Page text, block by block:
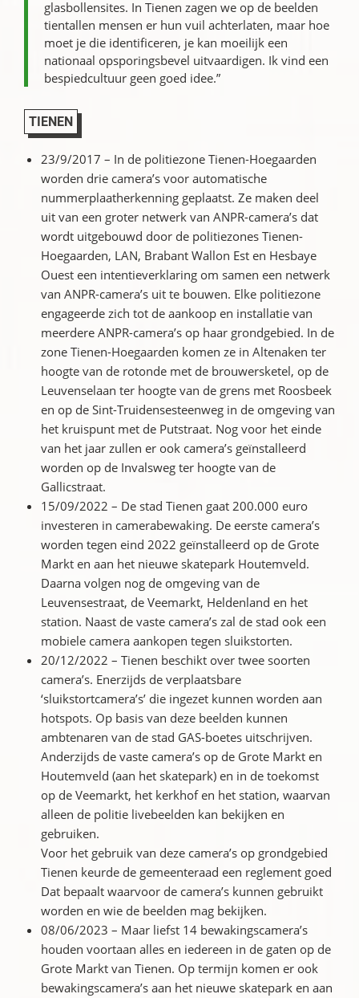
glasbollensites. In Tienen zagen we op de beelden
tientallen mensen er hun vuil achterlaten, maar hoe
moet je die identificeren, je kan moeilijk een
nationaal opsporingsbevel uitvaardigen. Ik vind een
bespiedcultuur geen goed idee.”
TIENEN
23/9/2017 – In de politiezone Tienen-Hoegaarden
worden drie camera’s voor automatische
nummerplaatherkenning geplaatst. Ze maken deel
uit van een groter netwerk van ANPR-camera’s dat
wordt uitgebouwd door de politiezones Tienen-
Hoegaarden, LAN, Brabant Wallon Est en Hesbaye
Ouest een intentieverklaring om samen een netwerk
van ANPR-camera’s uit te bouwen. Elke politiezone
engageerde zich tot de aankoop en installatie van
meerdere ANPR-camera’s op haar grondgebied. In de
zone Tienen-Hoegaarden komen ze in Altenaken ter
hoogte van de rotonde met de brouwersketel, op de
Leuvenselaan ter hoogte van de grens met Roosbeek
en op de Sint-Truidensesteenweg in de omgeving van
het kruispunt met de Putstraat. Nog voor het einde
van het jaar zullen er ook camera’s geïnstalleerd
worden op de Invalsweg ter hoogte van de
Gallicstraat.
15/09/2022 – De stad Tienen gaat 200.000 euro
investeren in camerabewaking. De eerste camera’s
worden tegen eind 2022 geïnstalleerd op de Grote
Markt en aan het nieuwe skatepark Houtemveld.
Daarna volgen nog de omgeving van de
Leuvensestraat, de Veemarkt, Heldenland en het
station. Naast de vaste camera’s zal de stad ook een
mobiele camera aankopen tegen sluikstorten.
20/12/2022 – Tienen beschikt over twee soorten
camera’s. Enerzijds de verplaatsbare
‘sluikstortcamera’s’ die ingezet kunnen worden aan
hotspots. Op basis van deze beelden kunnen
ambtenaren van de stad GAS-boetes uitschrijven.
Anderzijds de vaste camera’s op de Grote Markt en
Houtemveld (aan het skatepark) en in de toekomst
op de Veemarkt, het kerkhof en het station, waarvan
alleen de politie livebeelden kan bekijken en
gebruiken.
Voor het gebruik van deze camera’s op grondgebied
Tienen keurde de gemeenteraad een reglement goed
Dat bepaalt waarvoor de camera’s kunnen gebruikt
worden en wie de beelden mag bekijken.
08/06/2023 – Maar liefst 14 bewakingscamera’s
houden voortaan alles en iedereen in de gaten op de
Grote Markt van Tienen. Op termijn komen er ook
bewakingscamera’s aan het nieuwe skatepark en aan